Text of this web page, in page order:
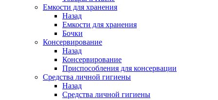
Емкости для хранения
Назад
Емкости для хранения
Бочки
Консервирование
Назад
Консервирование
Приспособления для консервации
Средства личной гигиены
Назад
Средства личной гигиены